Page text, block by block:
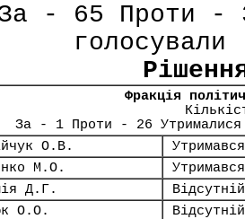
- 65 Проти -
Фракція
За - 1 Проти - 26
О.В.
Утримався
М.О.
Утримався
Д.Г.
Відсутній
О.О.
Відсутній